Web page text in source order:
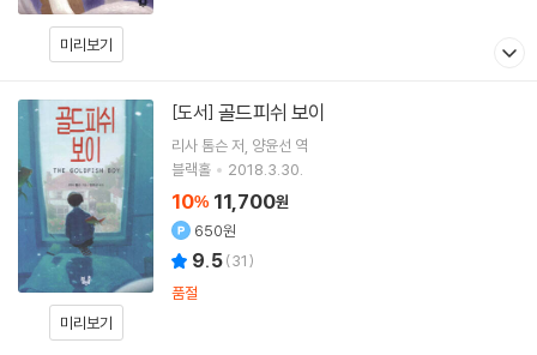
미리보기
미리보기
[도서] 골드피쉬 보이
리사 톰슨저 양윤선 역
블랙홀
2018.3.30.
10% 11,700원
650원
9.5(31)
품절